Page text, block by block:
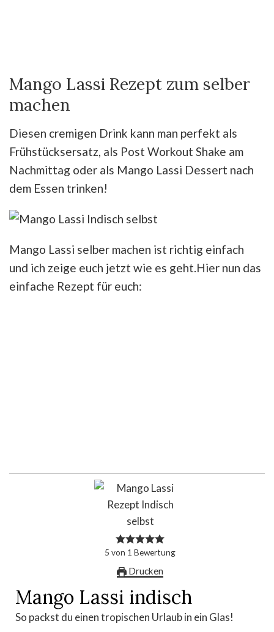
Mango Lassi Rezept zum selber
machen
Diesen cremigen Drink kann man perfekt als
Frühstücksersatz, als Post Workout Shake am
Nachmittag oder als Mango Lassi Dessert nach
dem Essen trinken!
Mango Lassi selber machen ist richtig einfach
und ich zeige euch jetzt wie es geht.Hier nun das
einfache Rezept für euch:
5 von 1 Bewertung
Drucken
Mango Lassi indisch
So packst du einen tropischen Urlaub in ein Glas!